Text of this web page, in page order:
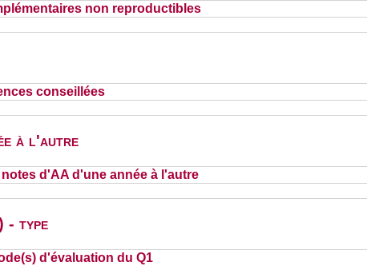
non reproductibles
conseillées
à l'autre
d'AA d'une année à l'autre
- type
d'évaluation du Q1